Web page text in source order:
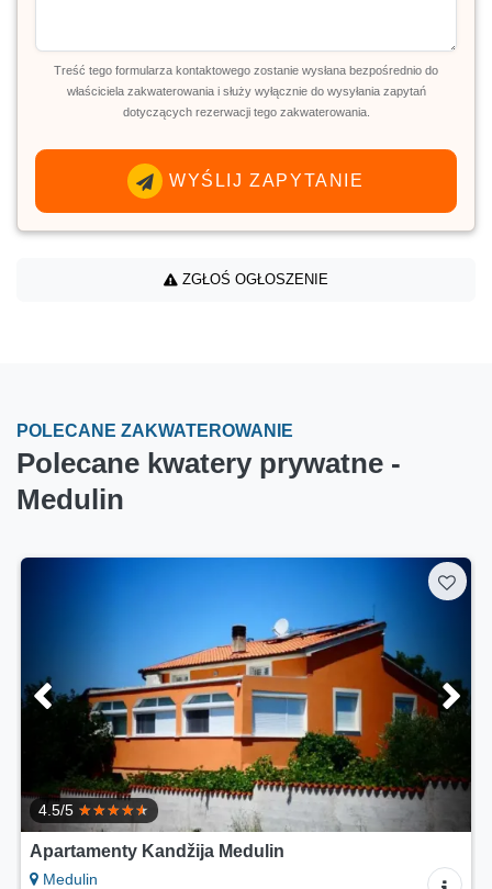
Treść tego formularza kontaktowego zostanie wysłana bezpośrednio do
właściciela zakwaterowania i służy wyłącznie do wysyłania zapytań
dotyczących rezerwacji tego zakwaterowania.
WYŚLIJ ZAPYTANIE
ZGŁOŚ OGŁOSZENIE
POLECANE ZAKWATEROWANIE
Polecane kwatery prywatne -
Medulin
4.5/5
Apartamenty Kandžija Medulin
Medulin